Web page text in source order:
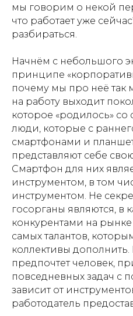
мы говорим о некой
что работает уже
разбираться.
Начнём с небольшого
принципе
почему мы про неё так
на работу выходит
которое «родилось» со
люди, которые с
смартфонами и
представляют себе
Смартфон для них
инструментом, в том
инструментом. Не
госорганы являются, в
конкурентами на рынке
самых талантов,
коллективы дополнить.
предпочтет человек,
повседневных задач с
зависит от
работодатель